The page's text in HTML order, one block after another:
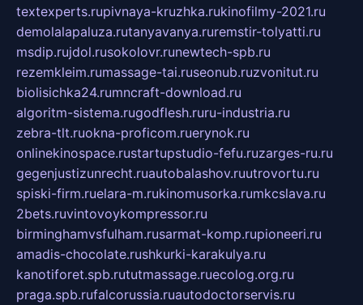
textexperts.rupivnaya-kruzhka.rukinofilmy-2021.ru
demolalapaluza.rutanyavanya.ruremstir-tolyatti.ru
msdip.rujdol.rusokolovr.runewtech-spb.ru
rezemkleim.rumassage-tai.ruseonub.ruzvonitut.ru
biolisichka24.rumncraft-download.ru
algoritm-sistema.rugodflesh.ruru-industria.ru
zebra-tlt.ruokna-proficom.ruerynok.ru
onlinekinospace.rustartupstudio-fefu.ruzarges-ru.ru
gegenjustizunrecht.ruautobalashov.ruutrovortu.ru
spiski-firm.ruelara-m.rukinomusorka.rumkcslava.ru
2bets.ruvintovoykompressor.ru
birminghamvsfulham.rusarmat-komp.rupioneeri.ru
amadis-chocolate.rushkurki-karakulya.ru
kanotiforet.spb.rututmassage.ruecolog.org.ru
praga.spb.rufalcorussia.ruautodoctorservis.ru